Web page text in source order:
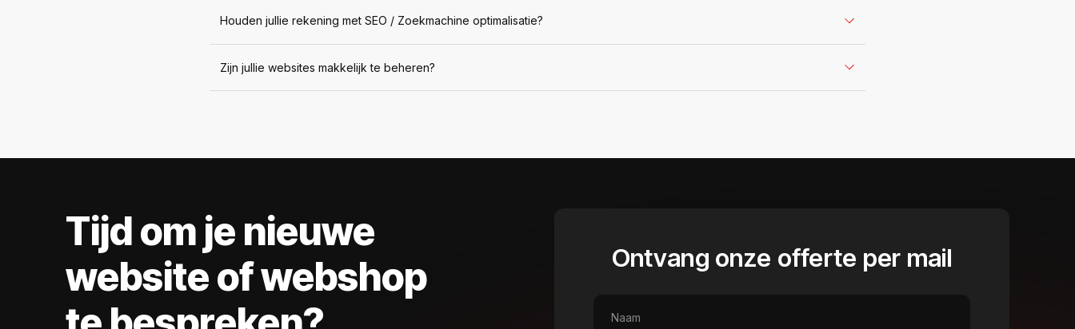
Houden jullie rekening met SEO / Zoekmachine optimalisatie?
Zijn jullie websites makkelijk te beheren?
Tijd om je nieuwe
website of webshop
Ontvang onze offerte per mail